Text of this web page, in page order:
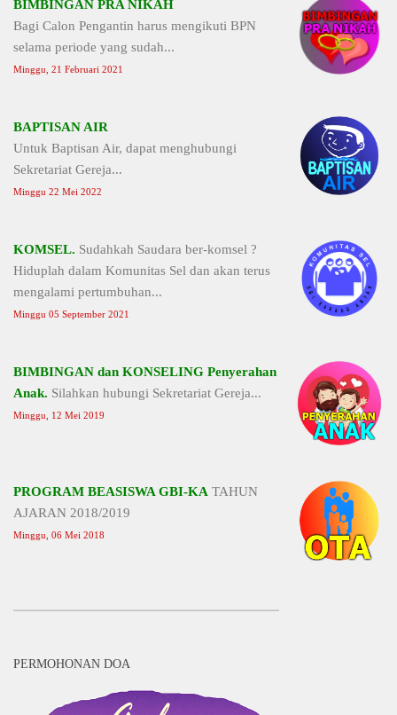
BIMBINGAN PRA NIKAH
Bagi Calon Pengantin harus mengikuti BPN
selama periode yang sudah...
Minggu, 21 Februari 2021
BAPTISAN AIR
Untuk Baptisan Air, dapat menghubungi
Sekretariat Gereja...
Minggu 22 Mei 2022
KOMSEL. Sudahkah Saudara ber-komsel ?
Hiduplah dalam Komunitas Sel dan akan terus
mengalami pertumbuhan...
Minggu 05 September 2021
BIMBINGAN dan KONSELING Penyerahan
Anak. Silahkan hubungi Sekretariat Gereja...
Minggu, 12 Mei 2019
PROGRAM BEASISWA GBI-KA TAHUN
AJARAN 2018/2019
Minggu, 06 Mei 2018
PERMOHONAN DOA